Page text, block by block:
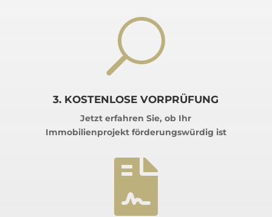
U
3. KOSTENLOSE VORPRÜFUNG
Jetzt erfahren Sie, ob Ihr
Immobilienprojekt förderungswürdig ist
